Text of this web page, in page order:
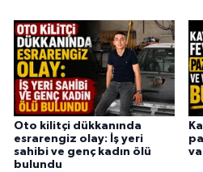
Oto kilitçi dükkanında
esrarengiz olay: İş yeri
sahibi ve genç kadın ölü
bulundu